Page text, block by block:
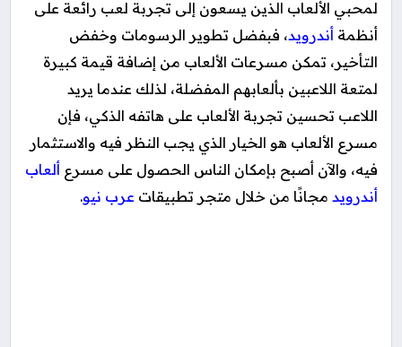
لمحبي الألعاب الذين يسعون إلى تجربة لعب رائعة على
أنظمة أندرويد، فبفضل تطوير الرسومات وخفض
التأخير، تمكن مسرعات الألعاب من إضافة قيمة كبيرة
لمتعة اللاعبين بألعابهم المفضلة، لذلك عندما يريد
اللاعب تحسين تجربة الألعاب على هاتفه الذكي، فإن
مسرع الألعاب هو الخيار الذي يجب النظر فيه والاستثمار
فيه، والآن أصبح بإمكان الناس الحصول على مسرع ألعاب
أندرويد مجانًا من خلال متجر تطبيقات عرب نيو.